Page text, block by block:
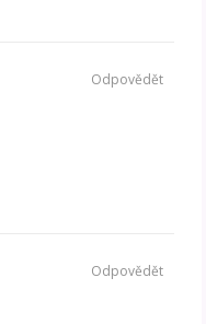
Odpovědět
Odpovědět